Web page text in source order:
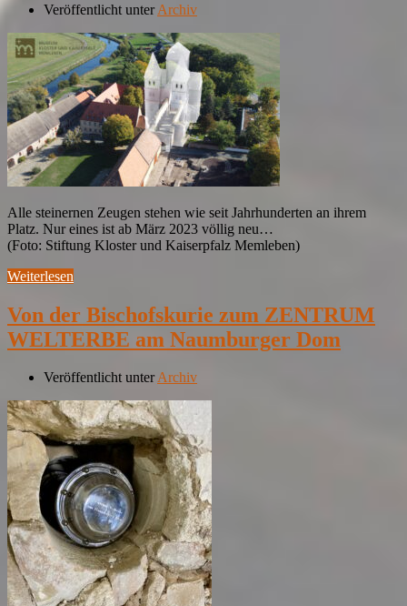
Veröffentlicht unterArchiv
Alle steinernen Zeugen stehen wie seit Jahrhunderten an ihrem
Platz. Nur eines ist ab März 2023 völlig neu…
(Foto: Stiftung Kloster und Kaiserpfalz Memleben)
Weiterlesen
Von der Bischofskurie zum ZENTRUM
WELTERBE am Naumburger Dom
Veröffentlicht unterArchiv